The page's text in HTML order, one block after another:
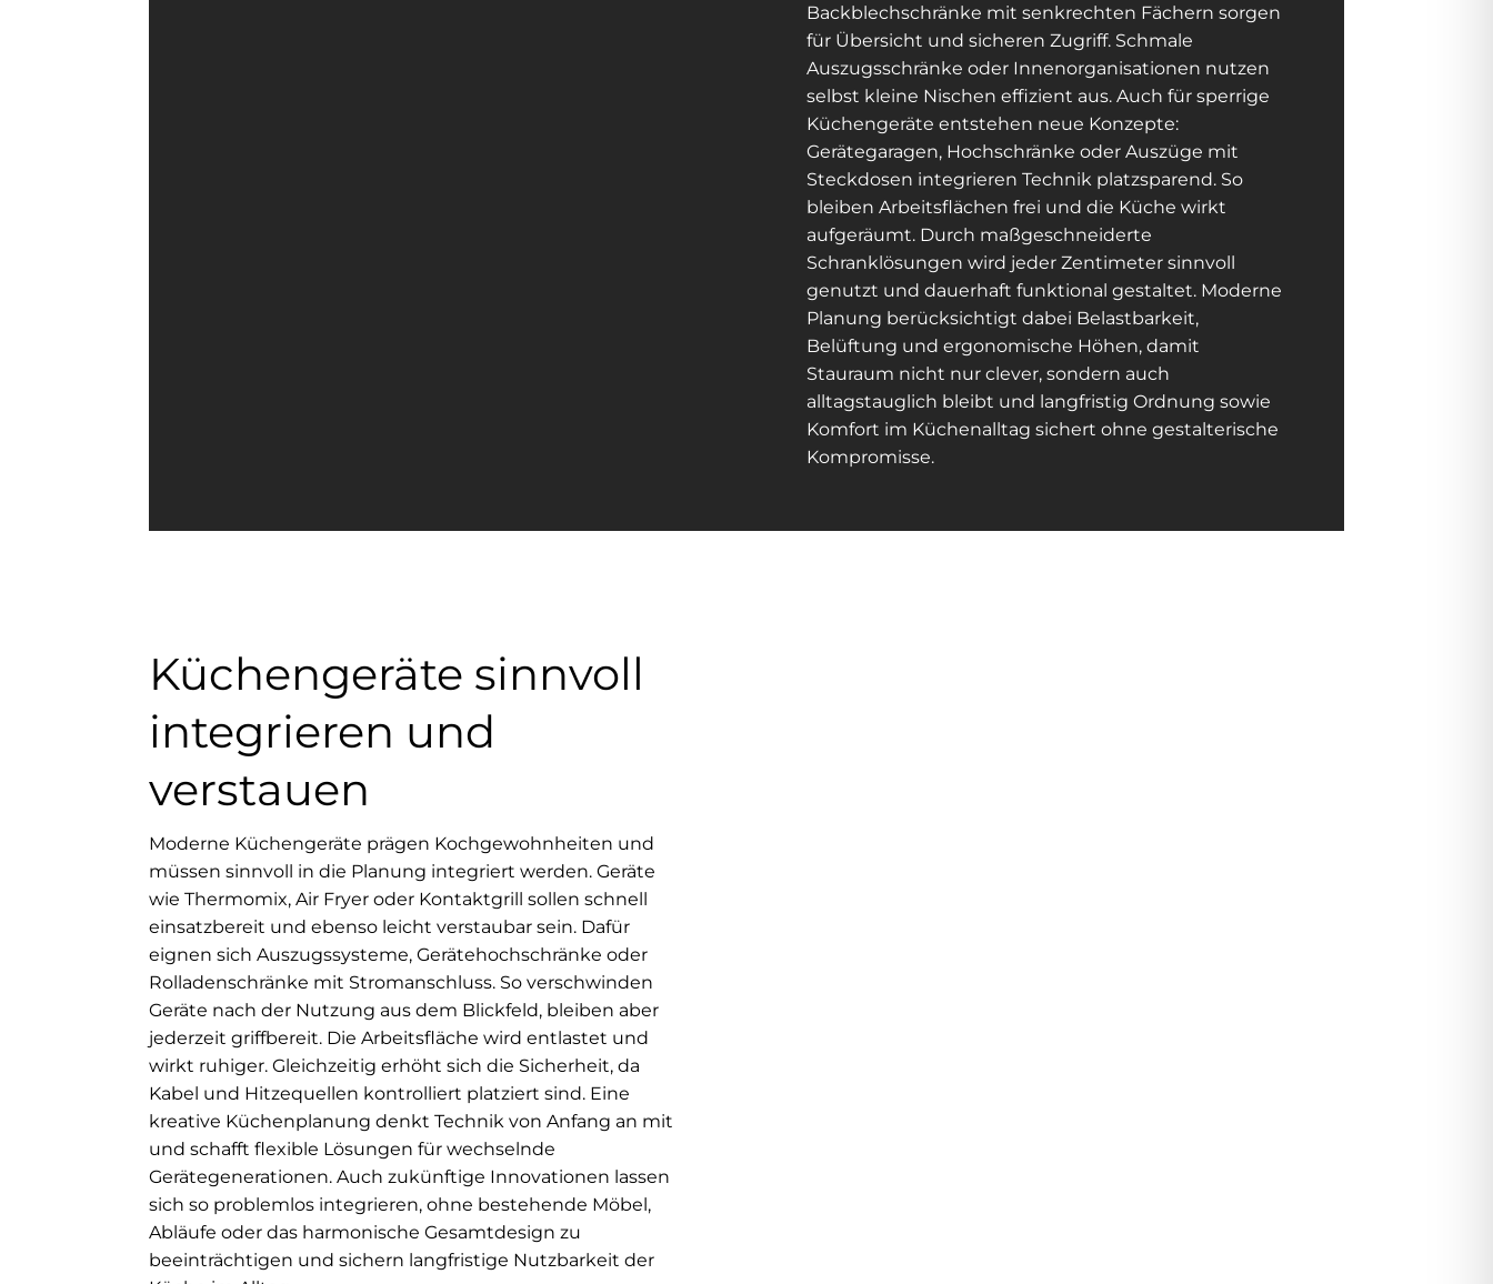
Backblechschränke mit senkrechten Fächern sorgen
für Übersicht und sicheren Zugriff. Schmale
Auszugsschränke oder Innenorganisationen nutzen
selbst kleine Nischen effizient aus. Auch für sperrige
Küchengeräte entstehen neue Konzepte:
Gerätegaragen, Hochschränke oder Auszüge mit
Steckdosen integrieren Technik platzsparend. So
bleiben Arbeitsflächen frei und die Küche wirkt
aufgeräumt. Durch maßgeschneiderte
Schranklösungen wird jeder Zentimeter sinnvoll
genutzt und dauerhaft funktional gestaltet. Moderne
Planung berücksichtigt dabei Belastbarkeit,
Belüftung und ergonomische Höhen, damit
Stauraum nicht nur clever, sondern auch
alltagstauglich bleibt und langfristig Ordnung sowie
Komfort im Küchenalltag sichert ohne gestalterische
Kompromisse.
Küchengeräte sinnvoll
integrieren und
verstauen
Moderne Küchengeräte prägen Kochgewohnheiten und
müssen sinnvoll in die Planung integriert werden. Geräte
wie Thermomix, Air Fryer oder Kontaktgrill sollen schnell
einsatzbereit und ebenso leicht verstaubar sein. Dafür
eignen sich Auszugssysteme, Gerätehochschränke oder
Rolladenschränke mit Stromanschluss. So verschwinden
Geräte nach der Nutzung aus dem Blickfeld, bleiben aber
jederzeit griffbereit. Die Arbeitsfläche wird entlastet und
wirkt ruhiger. Gleichzeitig erhöht sich die Sicherheit, da
Kabel und Hitzequellen kontrolliert platziert sind. Eine
kreative Küchenplanung denkt Technik von Anfang an mit
und schafft flexible Lösungen für wechselnde
Gerätegenerationen. Auch zukünftige Innovationen lassen
sich so problemlos integrieren, ohne bestehende Möbel,
Abläufe oder das harmonische Gesamtdesign zu
beeinträchtigen und sichern langfristige Nutzbarkeit der